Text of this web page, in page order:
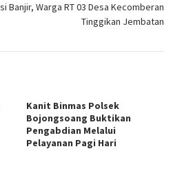
Banjir, Warga RT 03 Desa Kecomberan
Tinggikan Jembatan
Kanit Binmas Polsek
Bojongsoang Buktikan
Pengabdian Melalui
Pelayanan Pagi Hari